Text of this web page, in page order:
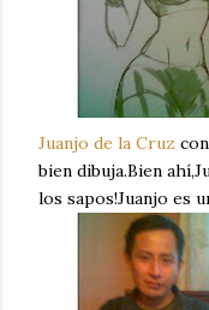
Juanjo de la Cruz
bien dibuja.Bien
los sapos!Juanjo es